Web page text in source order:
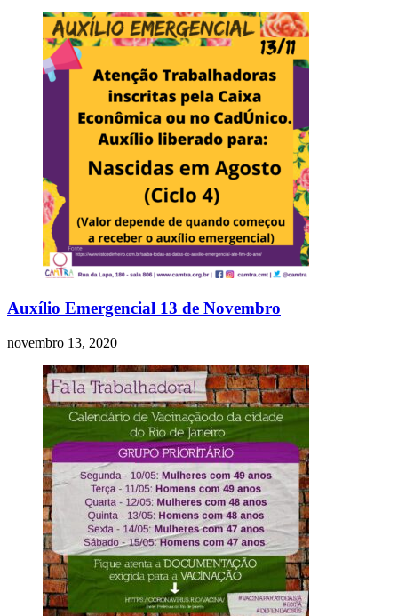
Auxílio Emergencial 13 de Novembro
novembro 13, 2020